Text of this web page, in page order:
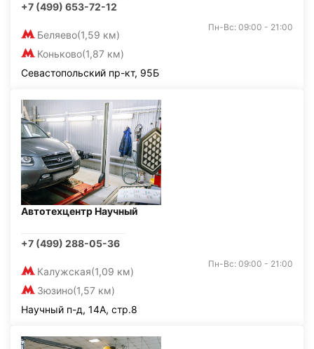
+7 (499) 653-72-12
Беляево(1,59 км)
Коньково(1,87 км)
Пн-Вс: 09:00 - 21:00
Севастопольский пр-кт, 95Б
Автотехцентр Научный
+7 (499) 288-05-36
Калужская(1,09 км)
Зюзино(1,57 км)
Пн-Вс: 09:00 - 21:00
Научный п-д, 14А, стр.8